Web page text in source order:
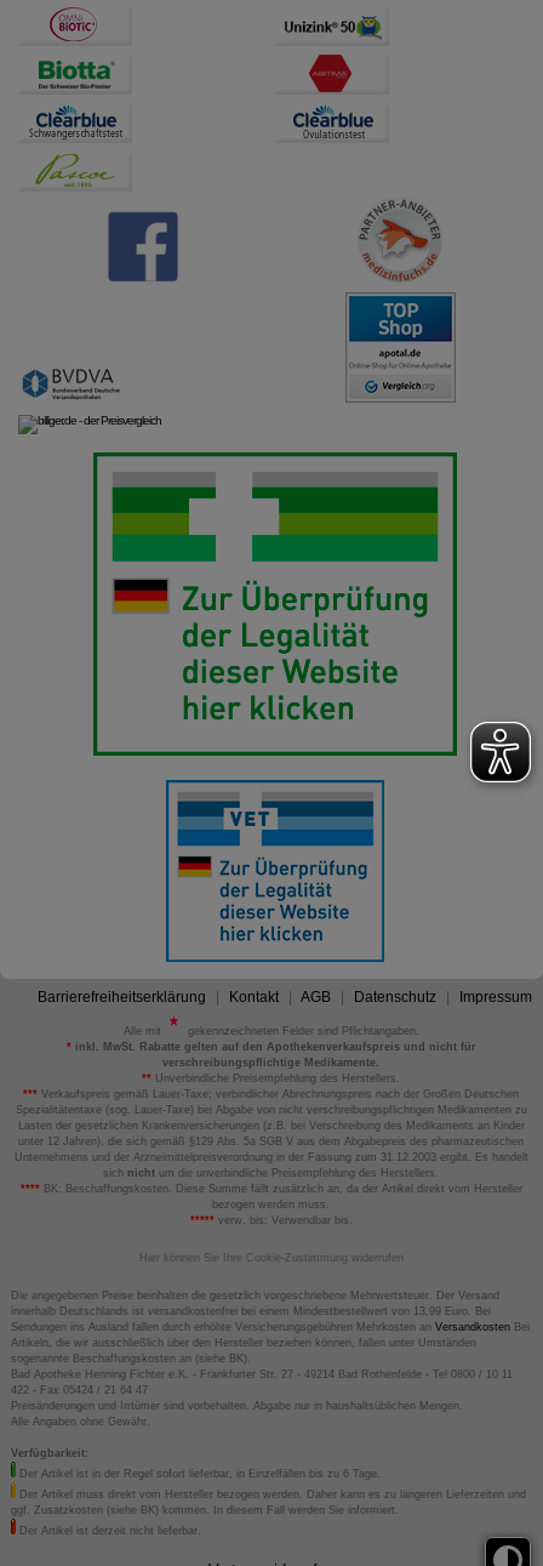
Barrierefreiheitserklärung Kontakt AGB Datenschutz Impressum
Alle mit
gekennzeichneten Felder sind Pflichtangaben.
*inkl. MwSt. Rabatte gelten auf den Apothekenverkaufspreis und nicht für
verschreibungspflichtige Medikamente.
** Unverbindliche Preisempfehlung des Herstellers.
*** Verkaufspreis gemäß Lauer-Taxe; verbindlicher Abrechnungspreis nach der Großen Deutschen
Spezialitätentaxe (sog. Lauer-Taxe) bei Abgabe von nicht verschreibungspflichtigen Medikamenten zu
Lasten der gesetzlichen Krankenversicherungen (z.B. bei Verschreibung des Medikaments an Kinder
unter 12 Jahren), die sich gemäß §129 Abs. 5a SGB V aus dem Abgabepreis des pharmazeutischen
Unternehmens und der Arzneimittelpreisverordnung in der Fassung zum 31.12.2003 ergibt. Es handelt
sich nicht um die unverbindliche Preisempfehlung des Herstellers.
****BK: Beschaffungskosten. Diese Summe fällt zusätzlich an, da der Artikel direkt vom Hersteller
bezogen werden muss.
*****verw. bis: Verwendbar bis.
Hier können Sie Ihre Cookie-Zustimmung widerrufen
Die angegebenen Preise beinhalten die gesetzlich vorgeschriebene Mehrwertsteuer. Der Versand
innerhalb Deutschlands ist versandkostenfrei bei einem Mindestbestellwert von 13,99 Euro. Bei
Sendungen ins Ausland fallen durch erhöhte Versicherungsgebühren Mehrkosten an VersandkostenBei
Artikeln, die wir ausschließlich über den Hersteller beziehen können, fallen unter Umständen
sogenannte Beschaffungskosten an (siehe BK).
Bad Apotheke Henning Fichter e.K. - Frankfurter Str. 27 - 49214 Bad Rothenfelde - Tel 0800 / 10 11
422 - Fax 05424 / 21 64 47
Preisänderungen und Irrtümer sind vorbehalten. Abgabe nur in haushaltsüblichen Mengen.
Alle Angaben ohne Gewähr.
Verfügbarkeit:
Der Artikel ist in der Regel sofort lieferbar, in Einzelfällen bis zu 6 Tage.
Der Artikel muss direkt vom Hersteller bezogen werden. Daher kann es zu längeren Lieferzeiten und
ggf. Zusatzkosten (siehe BK) kommen. In diesem Fall werden Sie informiert.
Der Artikel ist derzeit nicht lieferbar.